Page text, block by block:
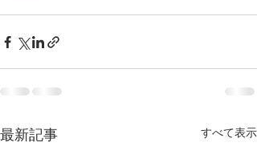
最新記事 すべて表示